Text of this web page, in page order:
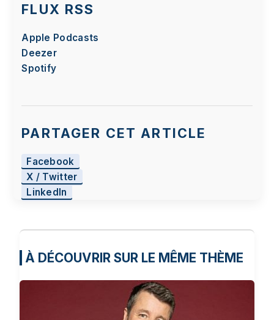
FLUX RSS
Apple Podcasts
Deezer
Spotify
PARTAGER CET ARTICLE
Facebook
X / Twitter
LinkedIn
À DÉCOUVRIR SUR LE MÊME THÈME